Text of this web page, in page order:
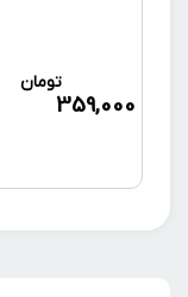
359,000
تومان